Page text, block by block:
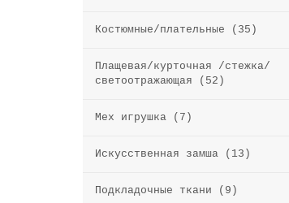
Костюмные/плательные (35)
Плащевая/курточная /стежка/
светоотражающая (52)
Мех игрушка (7)
Искусственная замша (13)
Подкладочные ткани (9)